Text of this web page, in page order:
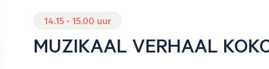
14.15 - 15.00 uur
MUZIKAAL VERHAAL